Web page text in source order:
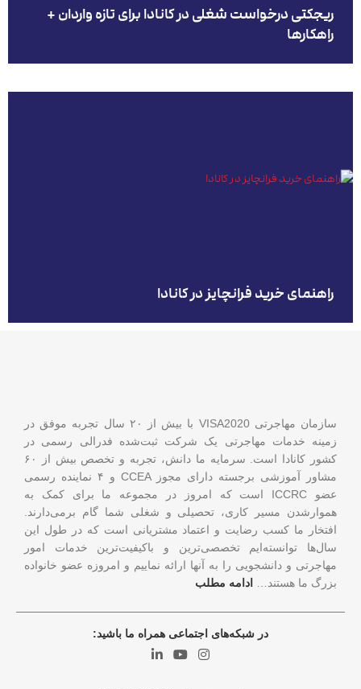
ریجکتی درخواست شغلی در کانادا برای تازه واردان +
راهکارها
راهنمای خرید فرانچایز در کانادا
سازمان مهاجرتی VISA2020 با بیش از ۲۰ سال تجربه موفق در
زمینه خدمات مهاجرتی یک شرکت ثبت‌شده فدرالی رسمی در
کشور کانادا است. سرمایه ما دانش، تجربه و تخصص بیش از ۶۰
مشاور آموزشی برجسته دارای مجوز CCEA و ۴ نماینده رسمی
عضو ICCRC است که امروز در مجموعه ما برای کمک به
هموارشدن مسیر کاری، تحصیلی و شغلی شما گام برمی‌دارند.
افتخار ما کسب رضایت و اعتماد مشتریانی است که در طول این
سال‌ها توانسته‌ایم تخصصی‌ترین و باکیفیت‌ترین خدمات امور
مهاجرتی و دانشجویی را به آنها ارائه نماییم و امروزه عضو خانواده
بزرگ ما هستند…
ادامه مطلب
در شبکه‌های اجتماعی همراه ما باشید: